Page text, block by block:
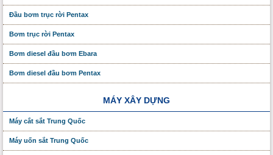
Đầu bơm trục rời Pentax
Bơm trục rời Pentax
Bơm diesel đầu bơm Ebara
Bơm diesel đầu bơm Pentax
MÁY XÂY DỰNG
Máy cắt sắt Trung Quốc
Máy uốn sắt Trung Quốc